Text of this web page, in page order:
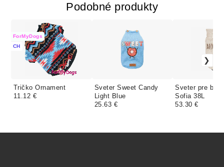
Podobné produkty
Tričko Ornament
ForMyDogs
CH
11.12 €
Sveter Sweet Candy
Light Blue
25.63 €
Sveter pre
Sofia 38L
53.30 €